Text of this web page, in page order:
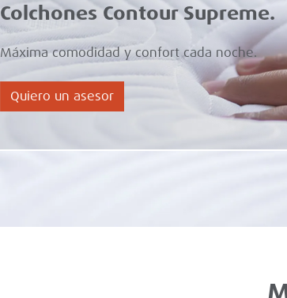
Línea de almohadas Tempur
Conoce la línea de almohadas
Tempur. Ideales para
complementar tu descanso.